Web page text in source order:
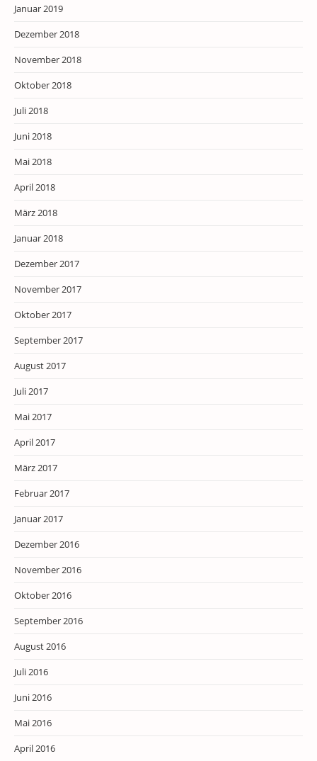
Januar 2019
Dezember 2018
November 2018
Oktober 2018
Juli 2018
Juni 2018
Mai 2018
April 2018
März 2018
Januar 2018
Dezember 2017
November 2017
Oktober 2017
September 2017
August 2017
Juli 2017
Mai 2017
April 2017
März 2017
Februar 2017
Januar 2017
Dezember 2016
November 2016
Oktober 2016
September 2016
August 2016
Juli 2016
Juni 2016
Mai 2016
April 2016